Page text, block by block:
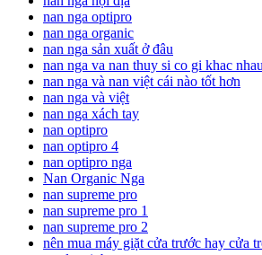
nan nga optipro
nan nga organic
nan nga sản xuất ở đâu
nan nga va nan thuy si co gi khac nhau
nan nga và nan việt cái nào tốt hơn
nan nga và việt
nan nga xách tay
nan optipro
nan optipro 4
nan optipro nga
Nan Organic Nga
nan supreme pro
nan supreme pro 1
nan supreme pro 2
nên mua máy giặt cửa trước hay cửa